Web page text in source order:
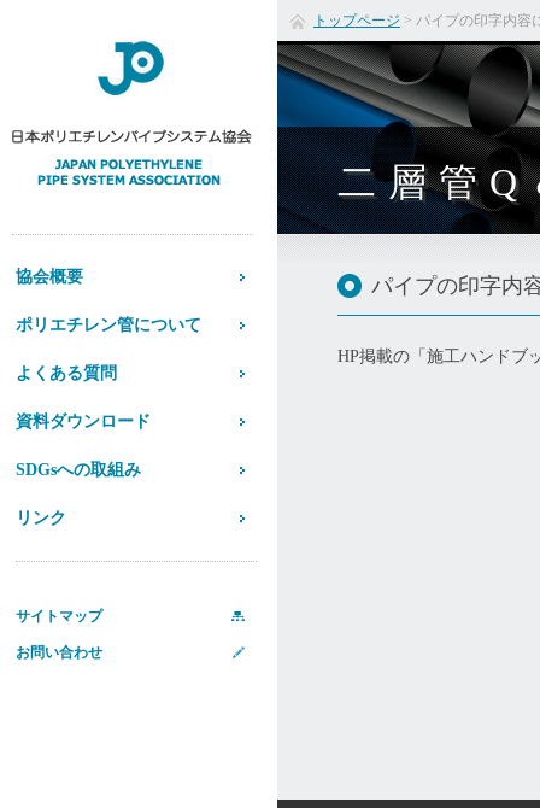
トップページ > パイプの印字内容
二層管
パイプの印字内
HP掲載の「施工ハンドブ
協会概要
ポリエチレン管について
よくある質問
資料ダウンロード
SDGsへの取組み
リンク
サイトマップ
お問い合わせ